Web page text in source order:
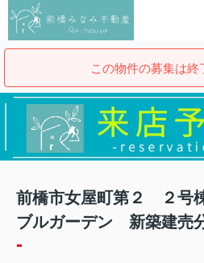
この物件の募集は終
前橋市女屋町第２ ２号
ブルガーデン 新築建売
-